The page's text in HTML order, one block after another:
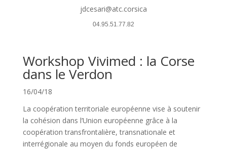
jdcesari@atc.corsica
04.95.51.77.82
Workshop Vivimed : la Corse
dans le Verdon
16/04/18
La coopération territoriale européenne vise à soutenir
la cohésion dans l’Union européenne grâce à la
coopération transfrontalière, transnationale et
interrégionale au moyen du fonds européen de